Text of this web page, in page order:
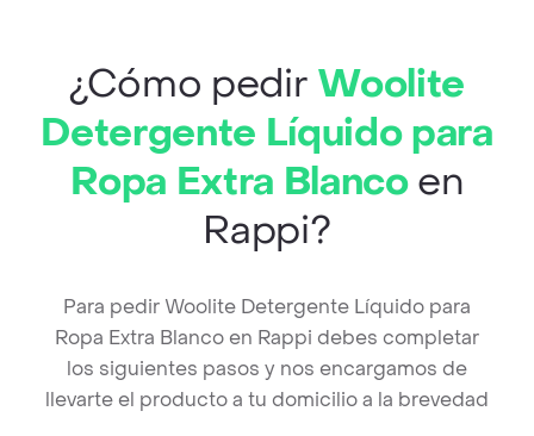
¿Cómo pedir Woolite
Detergente Líquido para
Ropa Extra Blancoen
Rappi?
Para pedir Woolite Detergente Líquido para
Ropa Extra Blanco en Rappi debes completar
los siguientes pasos y nos encargamos de
llevarte el producto a tu domicilio a la brevedad